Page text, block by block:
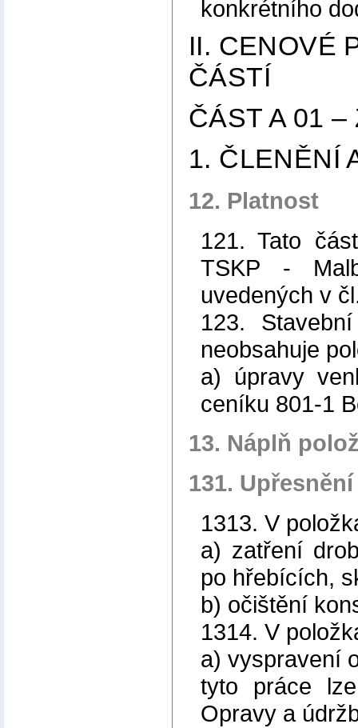
konkrétního
II. CENOVÉ
ČÁSTÍ
ČÁST A 01
1. ČLENĚNÍ
12. Platnost
121. Tato
TSKP -
uvedených v
123.
neobsahuje
a) úpravy
ceníku 801-1
13. Náplň
131.
1313. V
a) zatření
po hřebících,
b) očištění
1314. V
a) vyspravení
tyto práce
Opravy a